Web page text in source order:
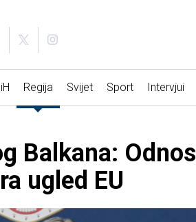
Regija Svijet Sport Intervjui
Balkana: Odnos
ugled EU